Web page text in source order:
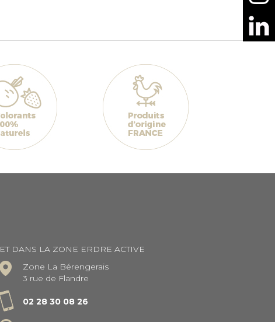
ET DANS LA ZONE ERDRE ACTIVE
Zone La Bérengerais
3 rue de Flandre
02 28 30 08 26